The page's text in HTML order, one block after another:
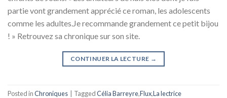
partie vont grandement apprécié ce roman, les adolescents
comme les adultes.Je recommande grandement ce petit bijou
! » Retrouvez sa chronique sur son site.
CONTINUER LA LECTURE →
Posted inChroniques TaggedCélia Barreyre,Flux,La lectrice